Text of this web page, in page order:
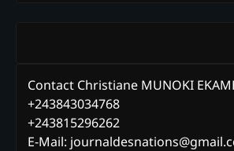
Contact Christiane MUNOKI
+243843034768
+243815296262
E-Mail: